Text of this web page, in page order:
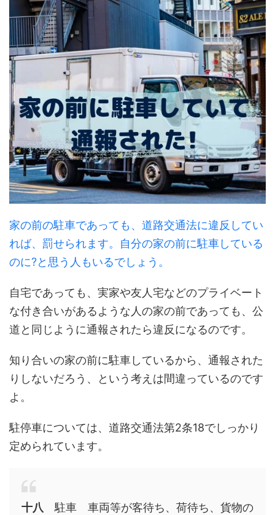
家の前の駐車であっても、道路交通法に違反してい
れば、罰せられます。自分の家の前に駐車している
のに?と思う人もいるでしょう。
自宅であっても、実家や友人宅などのプライベート
な付き合いがあるような人の家の前であっても、公
道と同じように通報されたら違反になるのです。
知り合いの家の前に駐車しているから、通報された
りしないだろう、という考えは間違っているのです
よ。
駐停車については、道路交通法第2条18でしっかり
定められています。
十八 駐車 車両等が客待ち、荷待ち、貨物の